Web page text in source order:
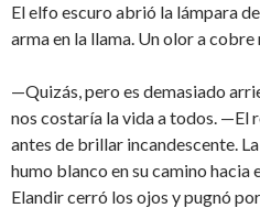
El elfo escuro abrió la lámpara
arma en la llama. Un olor a
—Quizás, pero es demasiado
nos costaría la vida a todos. —El
antes de brillar incandescente.
humo blanco en su camino
Elandir cerró los ojos y pugnó